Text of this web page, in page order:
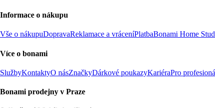
Informace o nákupu
Vše o nákupuDopravaReklamace a vráceníPlatbaBonami Home
Více o bonami
SlužbyKontaktyO násZnačkyDárkové poukazyKariéraPro
Bonami prodejny v Praze